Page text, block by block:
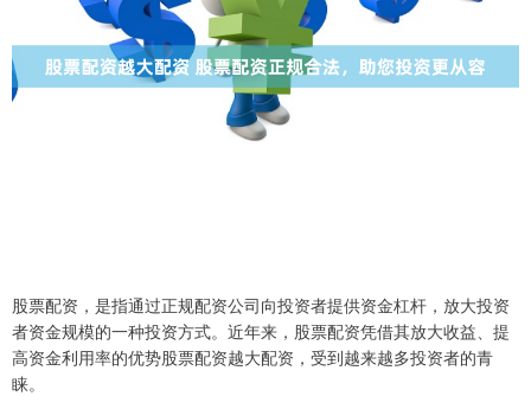
股票配资，是指通过正规配资公司向投资者提供资金杠杆，放大投资
者资金规模的一种投资方式。近年来，股票配资凭借其放大收益、提
高资金利用率的优势股票配资越大配资，受到越来越多投资者的青
睐。